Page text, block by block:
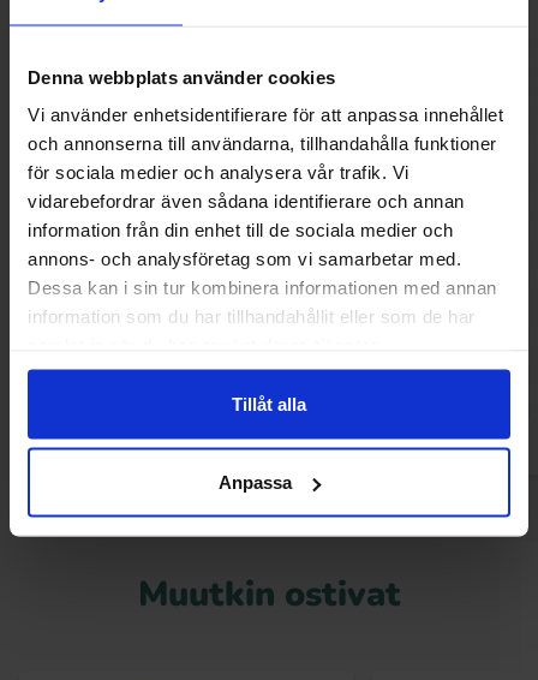
Denna webbplats använder cookies
Vi använder enhetsidentifierare för att anpassa innehållet
och annonserna till användarna, tillhandahålla funktioner
för sociala medier och analysera vår trafik. Vi
vidarebefordrar även sådana identifierare och annan
information från din enhet till de sociala medier och
annons- och analysföretag som vi samarbetar med.
Dessa kan i sin tur kombinera informationen med annan
information som du har tillhandahållit eller som de har
Tillåt alla
Anpassa
Yummers Chocolate Cookies Italian
Brainrot 140g(BF:2026-07-30)
Rap Snacks
Muutkin ostivat